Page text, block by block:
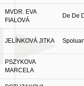
MVDR. EVA
FIALOVÁ
De De
JELÍNKOVÁ JITKA
PSZYKOVA
MARCELA